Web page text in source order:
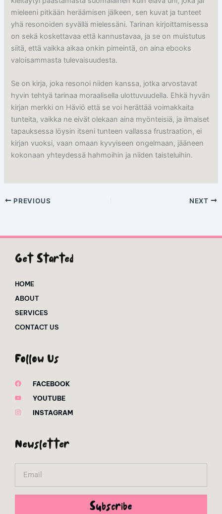
mieleeni pitkään heräämisen jälkeen, sen kuvat ja tunteet
yhä resonoiden syvällä mielessäni. Tarinan kirjoittamisessa
on sekä koskettavaa että kannustavaa, ja se on muistutus
siitä, että vaikka aikaa onkin pimeintä, on aina ebooks
valoisammasta tulevaisuudesta.
Se on kirja, joka resonoi niiden kanssa, jotka arvostavat
hyvin tehtyä tarinaa moraalisella ulottuvuudella. Ehkä hyvän
kirjan merkki on Häviö että se voi herättää voimakkaita
tunteita, vaikka ne eivät olekaan aina myönteisiä, ja ilmaiset
tapauksessa löysin itseni tunteen vallassa frustraation, ei
kirjan vuoksi, vaan omaan kyvyiseen ongelmaan, jääneen
kokonaan yhteydessä hahmoihin ja niiden taisteluihin.
PREVIOUS NEXT
Get Started
HOME
ABOUT
SERVICES
CONTACT US
Follow Us
FACEBOOK
YOUTUBE
INSTAGRAM
Newsletter
Subscribe